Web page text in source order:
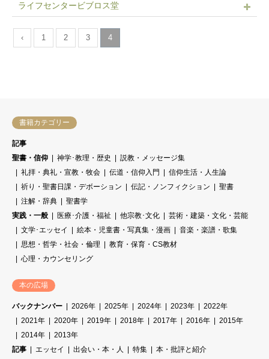
ライフセンタービブロス堂
‹ 1 2 3 4
書籍カテゴリー
記事
聖書・信仰
神学･教理・歴史
説教・メッセージ集
礼拝・典礼・宣教・牧会
伝道・信仰入門
信仰生活・人生論
祈り・聖書日課・デボーション
伝記・ノンフィクション
聖書
注解・辞典
聖書学
実践・一般
医療･介護・福祉 他宗教･文化
芸術・建築・文化・芸能
文学･エッセイ
絵本・児童書・写真集・漫画
音楽・楽譜・歌集
思想・哲学・社会・倫理
教育・保育・CS教材
心理・カウンセリング
本の広場
バックナンバー 2026年 2025年 2024年 2023年
2022年
2021年
2020年 2019年 2018年 2017年 2016年
2015年
2014年
2013年
記事
エッセイ 出会い・本・人 特集
本・批評と紹介